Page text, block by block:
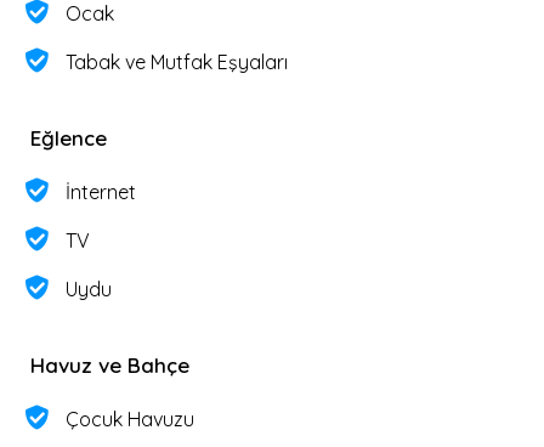
Ocak
Tabak ve Mutfak Eşyaları
Eğlence
İnternet
TV
Uydu
Havuz ve Bahçe
Çocuk Havuzu